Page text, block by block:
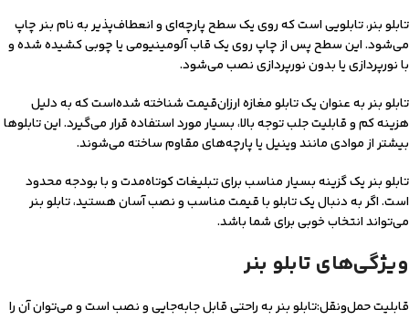
تابلو بنر، تابلویی است که روی یک سطح پارچه‌ای و انعطاف‌پذیر به نام بنر چاپ
می‌شود. این سطح پس از چاپ روی یک قاب آلومینیومی یا چوبی کشیده شده و
با نورپردازی یا بدون نورپردازی نصب می‌شود.
تابلو بنر به عنوان یک تابلو مغازه ارزان‌قیمت شناخته شده‌است که به دلیل
هزینه کم و قابلیت جلب توجه بالا، بسیار مورد استفاده قرار می‌گیرد. این تابلوها
بیشتر از موادی مانند وینیل یا پارچه‌های مقاوم ساخته می‌شوند.
تابلو بنر یک گزینه بسیار مناسب برای تبلیغات کوتاه‌مدت و با بودجه محدود
است. اگر به دنبال یک تابلو با قیمت مناسب و نصب آسان هستید، تابلو بنر
می‌تواند انتخاب خوبی برای شما باشد.
ویژگی‌های تابلو بنر
قابلیت حمل‌ونقل:تابلو بنر به راحتی قابل جابه‌جایی و نصب است و می‌توان آن را